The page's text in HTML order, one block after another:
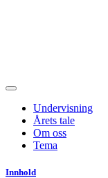
Undervisning
Årets tale
Om oss
Tema
Innhold